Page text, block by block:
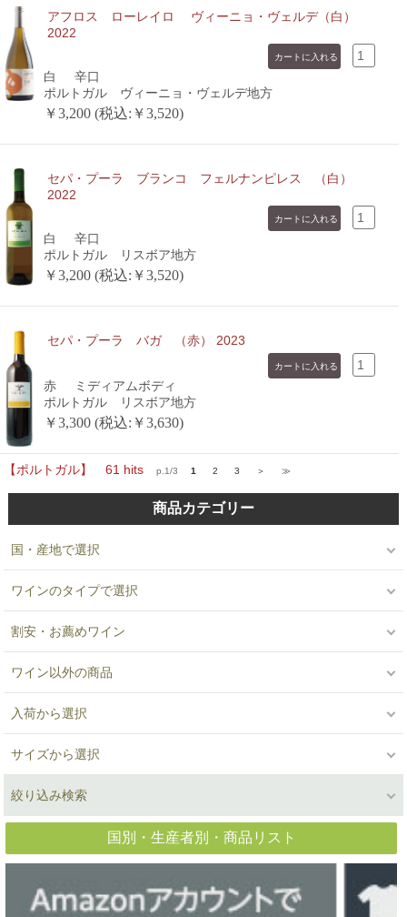
アフロス ローレイロ ヴィーニョ・ヴェルデ（白）
2022
白
辛口
ポルトガル ヴィーニョ・ヴェルデ地方
￥3,200 (税込:￥3,520)
セパ・プーラ ブランコ フェルナンピレス （白）
2022
白
辛口
ポルトガル リスボア地方
￥3,200 (税込:￥3,520)
セパ・プーラ バガ （赤） 2023
赤
ミディアムボディ
ポルトガル リスボア地方
￥3,300 (税込:￥3,630)
【ポルトガル】 61 hitsp.1/3 1 2 3 ＞ ≫
商品カテゴリー
国・産地で選択
ワインのタイプで選択
割安・お薦めワイン
ワイン以外の商品
入荷から選択
サイズから選択
絞り込み検索
国別・生産者別・商品リスト